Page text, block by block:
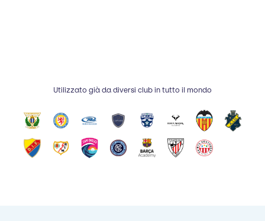
Utilizzato già da diversi club in tutto il mondo